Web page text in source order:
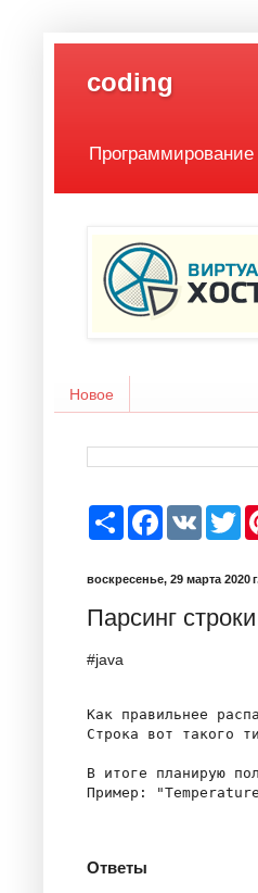
coding
Программирование
Новое
e
b
o
w
t
r
воскресенье, 29 марта 2020
Парсинг
#java
Как правильнее
Строка вот такого
В итоге планирую
Пример:
Ответы